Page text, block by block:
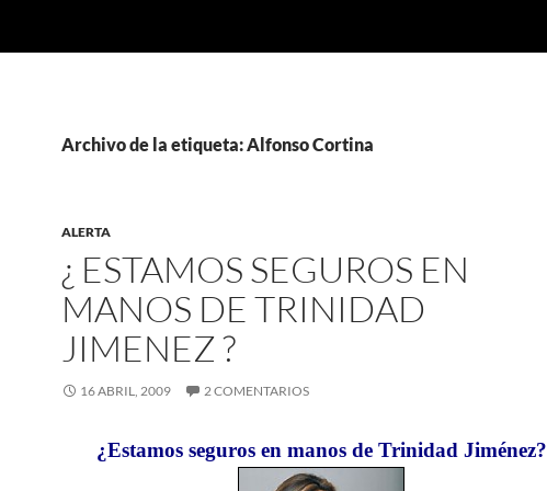
Archivo de la etiqueta: Alfonso Cortina
ALERTA
¿ ESTAMOS SEGUROS EN
MANOS DE TRINIDAD
JIMENEZ ?
16 ABRIL, 2009 2 COMENTARIOS
¿Estamos seguros en manos de Trinidad Jiménez?